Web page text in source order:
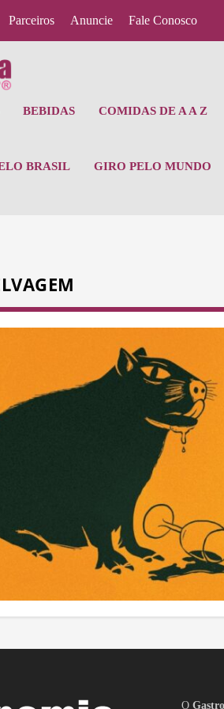
Parceiros Anuncie Fale Conosco
BEBIDAS COMIDAS DE A A Z
BRASIL GIRO PELO MUNDO
O